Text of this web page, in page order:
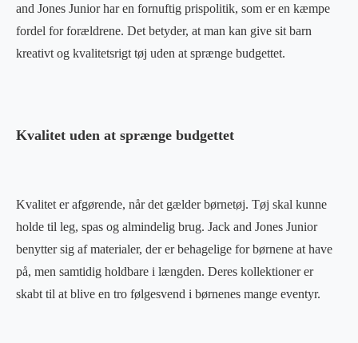
and Jones Junior har en fornuftig prispolitik, som er en kæmpe
fordel for forældrene. Det betyder, at man kan give sit barn
kreativt og kvalitetsrigt tøj uden at sprænge budgettet.
Kvalitet uden at sprænge budgettet
Kvalitet er afgørende, når det gælder børnetøj. Tøj skal kunne
holde til leg, spas og almindelig brug. Jack and Jones Junior
benytter sig af materialer, der er behagelige for børnene at have
på, men samtidig holdbare i længden. Deres kollektioner er
skabt til at blive en tro følgesvend i børnenes mange eventyr.